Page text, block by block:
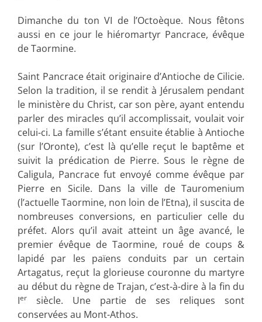
Dimanche du ton VI de l’Octoèque. Nous fêtons
aussi en ce jour le hiéromartyr Pancrace, évêque
de Taormine.
Saint Pancrace était originaire d’Antioche de Cilicie.
Selon la tradition, il se rendit à Jérusalem pendant
le ministère du Christ, car son père, ayant entendu
parler des miracles qu’il accomplissait, voulait voir
celui-ci. La famille s’étant ensuite établie à Antioche
(sur l’Oronte), c’est là qu’elle reçut le baptême et
suivit la prédication de Pierre. Sous le règne de
Caligula, Pancrace fut envoyé comme évêque par
Pierre en Sicile. Dans la ville de Tauromenium
(l’actuelle Taormine, non loin de l’Etna), il suscita de
nombreuses conversions, en particulier celle du
préfet. Alors qu’il avait atteint un âge avancé, le
premier évêque de Taormine, roué de coups &
lapidé par les païens conduits par un certain
Artagatus, reçut la glorieuse couronne du martyre
au début du règne de Trajan, c’est-à-dire à la fin du
Ier
siècle. Une partie de ses reliques sont
conservées au Mont-Athos.